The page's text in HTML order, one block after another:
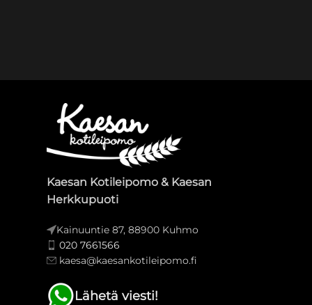
Kaesan Kotileipomo & Kaesan
Herkkupuoti
Kainuuntie 87, 88900 Kuhmo
020 7661566
kaesa@kaesankotileipomo.fi
Lähetä viesti!